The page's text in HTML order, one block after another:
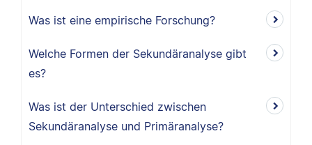
Was ist eine empirische Forschung?
Welche Formen der Sekundäranalyse gibt
es?
Was ist der Unterschied zwischen
Sekundäranalyse und Primäranalyse?